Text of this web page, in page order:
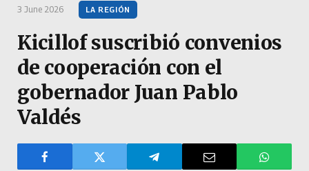
3 June 2026 LA REGIÓN
Kicillof suscribió convenios
de cooperación con el
gobernador Juan Pablo
Valdés